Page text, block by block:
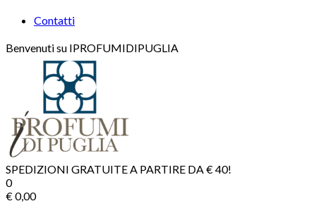
Contatti
Benvenuti su IPROFUMIDIPUGLIA
SPEDIZIONI GRATUITE A PARTIRE DA € 40!
0
€0,00